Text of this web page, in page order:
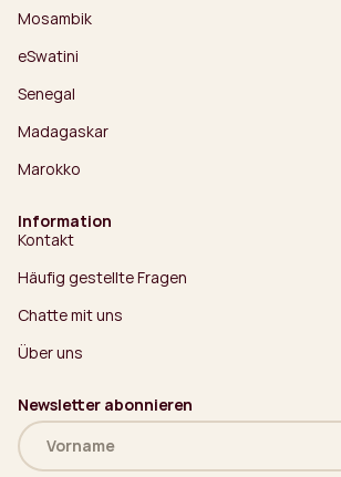
Mosambik
eSwatini
Senegal
Madagaskar
Marokko
Information
Kontakt
Häufig gestellte Fragen
Chatte mit uns
Über uns
Newsletter abonnieren
Name
(erforderlich)